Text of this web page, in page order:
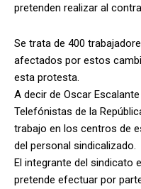
pretenden realizar al
Se trata de 400
afectados por estos
esta protesta.
A decir de Oscar
Telefónistas de la
trabajo en los centros de
del personal sindicalizado.
El integrante del sindicato
pretende efectuar por